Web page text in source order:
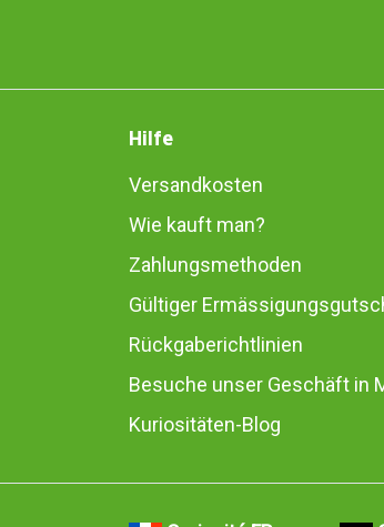
Hilfe
Versandkosten
Wie kauft man?
Zahlungsmethoden
Gültiger
Rückgaberichtlinien
Besuche unser Geschäft in
Kuriositäten-Blog